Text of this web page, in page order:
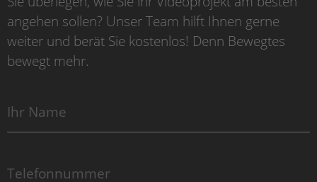
angehen sollen? Unser Team hilft Ihnen gerne
weiter und berät Sie kostenlos! Denn Bewegtes
bewegt mehr.